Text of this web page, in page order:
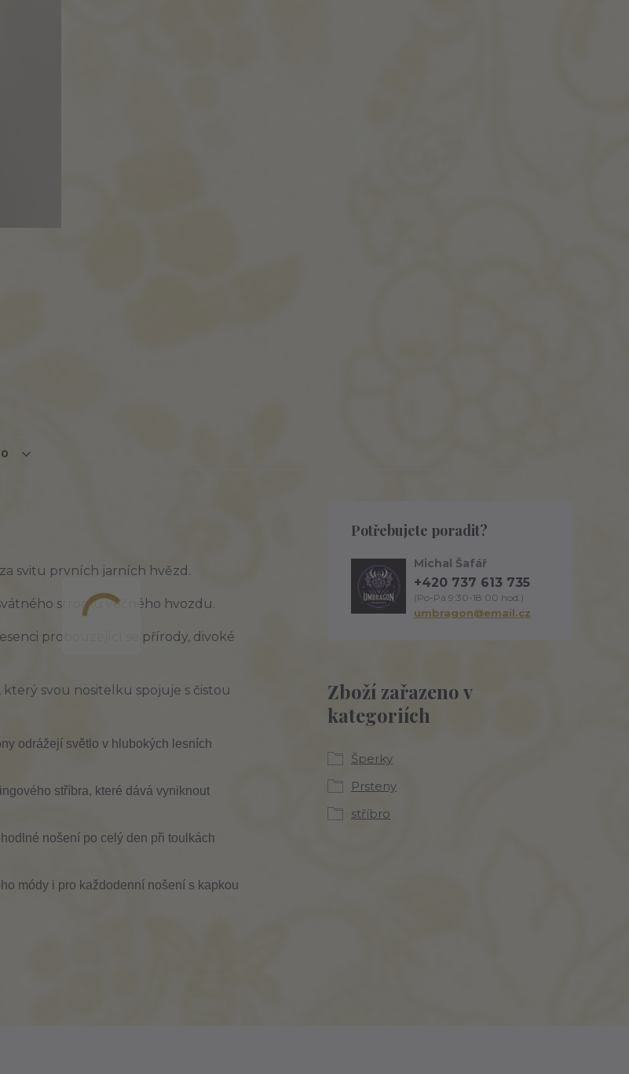
0
svitu prvních jarních hvězd.
stromu věčného hvozdu.
probouzející se přírody, divoké
svou nositelku spojuje s čistou
odrážejí světlo v hlubokých lesních
stříbra, které dává vyniknout
nošení po celý den při toulkách
módy i pro každodenní nošení s kapkou
Zboží zařazeno v
kategoriích
Šperky
Prsteny
stříbro
Potřebujete poradit?
Michal Šafář
+420 737 613 735
(Po-Pá 9:30-18:00 hod.)
umbragon@email.cz